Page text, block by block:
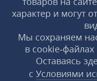
характер и могут
Мы сохраняем
в
Оставаясь
с Условиями